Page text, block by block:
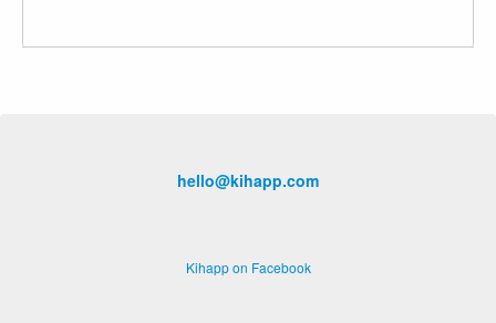
hello@kihapp.com
Kihapp on Facebook